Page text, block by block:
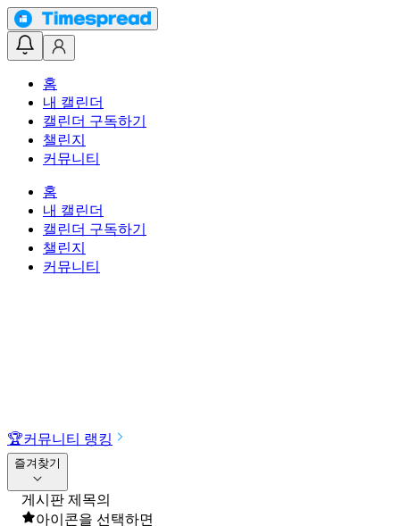
홈
내 캘린더
캘린더 구독하기
챌린지
커뮤니티
홈
내 캘린더
캘린더 구독하기
챌린지
커뮤니티
🏆커뮤니티 랭킹
즐겨찾기
게시판 제목의
아이콘을 선택하면